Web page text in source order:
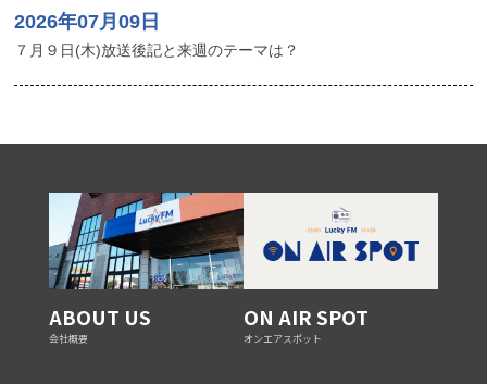
2026年07月09日
７月９日(木)放送後記と来週のテーマは？
ABOUT US
会社概要
ON AIR SPOT
オンエアスポット